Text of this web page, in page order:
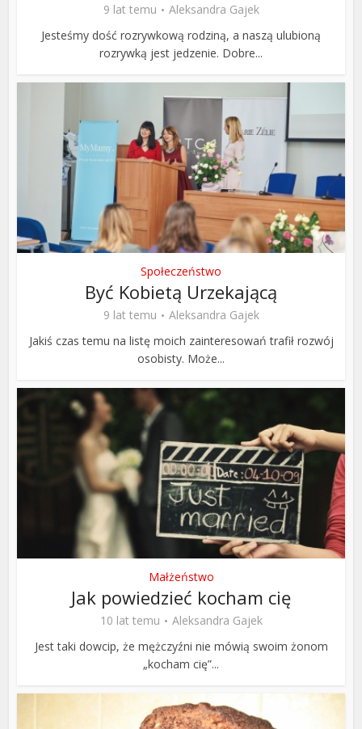
9 lat temu
Aleksandra Gajek
Jesteśmy dość rozrywkową rodziną, a naszą ulubioną
rozrywką jest jedzenie. Dobre...
Społeczeństwo
Być Kobietą Urzekającą
9 lat temu
Aleksandra Gajek
Jakiś czas temu na listę moich zainteresowań trafił rozwój
osobisty. Może...
Małżeństwo
Jak powiedzieć kocham cię
10 lat temu
Aleksandra Gajek
Jest taki dowcip, że mężczyźni nie mówią swoim żonom
„kocham cię”...